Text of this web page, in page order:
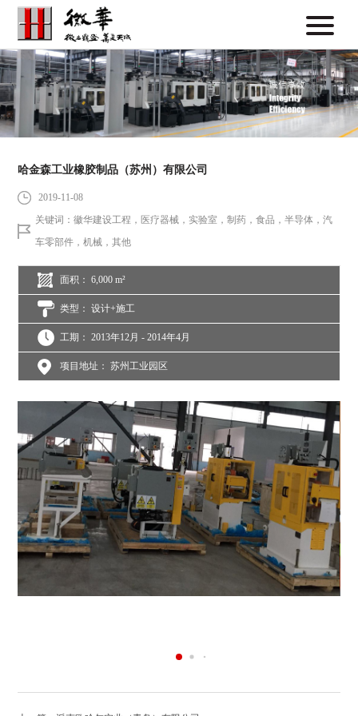
哈金森工业橡胶制品（苏州）有限公司
2019-11-08
关键词：徽华建设工程，医疗器械，实验室，制药，食品，半导体，汽
车零部件，机械，其他
面积： 6,000 m²
类型： 设计+施工
工期： 2013年12月 - 2014年4月
项目地址： 苏州工业园区